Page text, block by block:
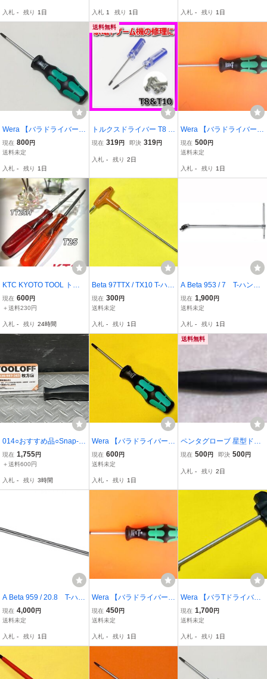
入札 - 残り 1日 入札 1 残り 1日 入札 - 残り 1日
Wera 【バラドライバー】
イジリ止め穴付き TORX
367BO / TX25
現在 800円
送料未定
入札 - 残り 1日
送料無料
トルクスドライバー T8 T
10 ゲーム機 家電 ダイソ
解体 六角形
現在 319円 即決 319円
入札 - 残り 2日
Wera 【バラドライバー】
TORX 367 / TX20
現在 500円
送料未定
入札 - 残り 1日
KTC KYOTO TOOL トル
クスドライバー TT25H T
25 2本セット 京都機械
現在 600円
＋送料230円
入札 - 残り 24時間
Beta 97TTX / TX10 T-ハン
ドル TORXドライバー
現在 300円
送料未定
入札 - 残り 1日
A Beta 953 / 7 T-ハンド
ル スライド式 HEXレンチ
7mm 【一点限り】
現在 1,900円
送料未定
入札 - 残り 1日
014○おすすめ品○Snap-o
n スナップオン トルクス
ドライバー SSTX350
現在 1,755円
＋送料600円
入札 - 残り 3時間
Wera 【バラドライバー】
トルクセットドライバ
ー 371 Gr.6 × 80
現在 600円
送料未定
入札 - 残り 1日
送料無料
ペンタグローブ 星型ドラ
イバー 0.8*30mm
現在 500円 即決 500円
入札 - 残り 2日
A Beta 959 / 20.8 T-ハン
ドル スライド式 スパーク
プラグ・ソケットレンチ
現在 4,000円
送料未定
入札 - 残り 1日
Wera 【バラドライバー】
TORX 367 / TX9
現在 450円
送料未定
入札 - 残り 1日
Wera 【バラTドライバ
ー】 T-ハンドル ナットド
ライバー 495T / 17ｘ230
現在 1,700円
送料未定
入札 - 残り 1日